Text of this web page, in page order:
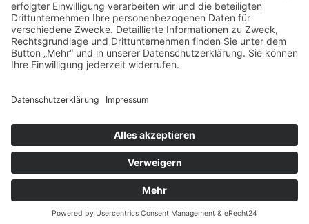
SHOP BESUCHEN
IMPRESSUM|DATENSCHUTZ|SITEMAP
© 2026 inotec AP GmbH - SMARTTESTER® Prüfsysteme